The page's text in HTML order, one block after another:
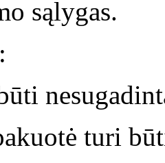
sąlygas.
turi